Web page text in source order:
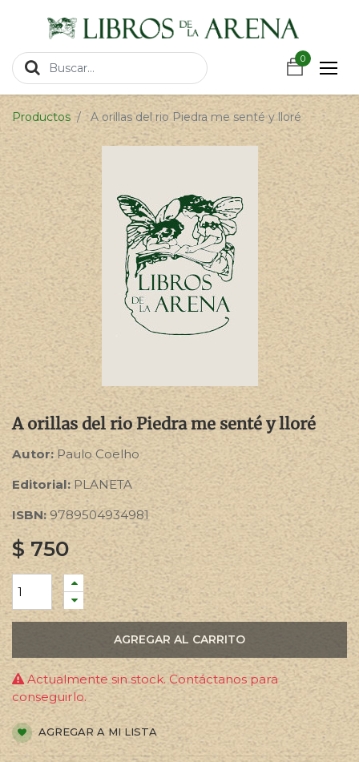
0
0
Productos A orillas del rio Piedra me senté y lloré
A orillas del rio Piedra me senté y lloré
Autor: Paulo Coelho
Editorial: PLANETA
ISBN: 9789504934981
$750
AGREGAR AL CARRITO
Actualmente sin stock. Contáctanos para
conseguirlo.
AGREGAR A MI LISTA